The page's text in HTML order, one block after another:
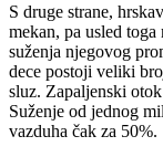
S druge strane,
mekan, pa usled
suženja njegovog
dece postoji veliki
sluz. Zapaljenski
Suženje od jednog
vazduha čak za 50%.